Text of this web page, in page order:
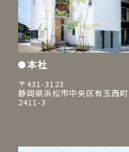
本社
〒431-3123
静岡県浜松市中央区有玉西町
2411-3